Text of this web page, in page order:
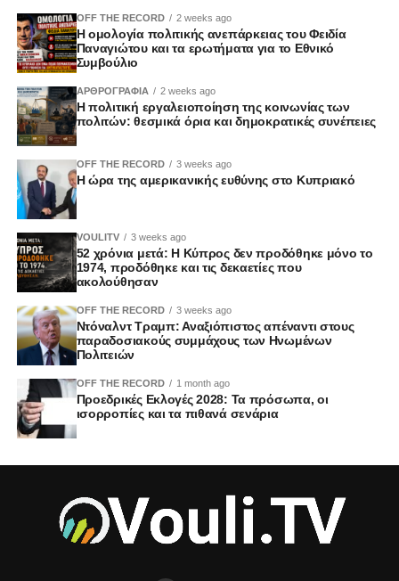
OFF THE RECORD 2 weeks ago
Η ομολογία πολιτικής ανεπάρκειας του Φειδία
Παναγιώτου και τα ερωτήματα για το Εθνικό
Συμβούλιο
ΑΡΘΡΟΓΡΑΦΙΑ 2 weeks ago
Η πολιτική εργαλειοποίηση της κοινωνίας των
πολιτών: θεσμικά όρια και δημοκρατικές συνέπειες
OFF THE RECORD 3 weeks ago
Η ώρα της αμερικανικής ευθύνης στο Κυπριακό
VOULITV 3 weeks ago
52 χρόνια μετά: Η Κύπρος δεν προδόθηκε μόνο το
1974, προδόθηκε και τις δεκαετίες που
ακολούθησαν
OFF THE RECORD 3 weeks ago
Ντόναλντ Τραμπ: Αναξιόπιστος απέναντι στους
παραδοσιακούς συμμάχους των Ηνωμένων
Πολιτειών
OFF THE RECORD 1 month ago
Προεδρικές Εκλογές 2028: Τα πρόσωπα, οι
ισορροπίες και τα πιθανά σενάρια